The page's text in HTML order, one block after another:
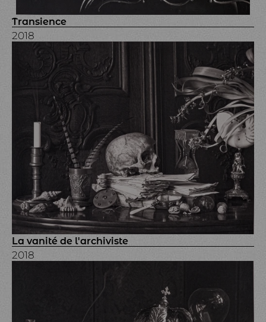
Transience
2018
La vanité de l'archiviste
2018